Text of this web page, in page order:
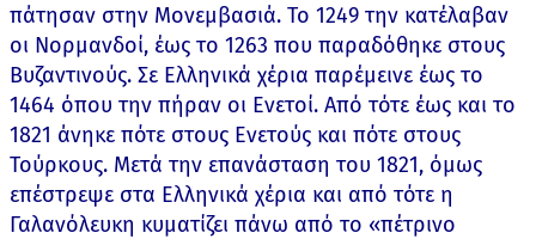
πάτησαν στην Μονεμβασιά. Το 1249 την κατέλαβαν
οι Νορμανδοί, έως το 1263 που παραδόθηκε στους
Βυζαντινούς. Σε Ελληνικά χέρια παρέμεινε έως το
1464 όπου την πήραν οι Ενετοί. Από τότε έως και το
1821 άνηκε πότε στους Ενετούς και πότε στους
Τούρκους. Μετά την επανάσταση του 1821, όμως
επέστρεψε στα Ελληνικά χέρια και από τότε η
Γαλανόλευκη κυματίζει πάνω από το «πέτρινο